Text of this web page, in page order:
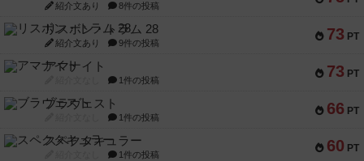
紹介文あり 8件の投稿
73 PT
リスボン・トラム 28
紹介文あり 9件の投稿
73 PT
アマナイト
1件の投稿
66 PT
ブラヴェスト
1件の投稿
60 PT
スペクタキュラー
1件の投稿